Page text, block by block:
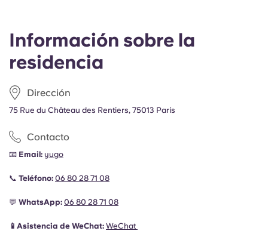
Información sobre la
residencia
Dirección
75 Rue du Château des Rentiers, 75013 París
Contacto
📧 Email: yugo
📞 Teléfono: 06 80 28 71 08
💬 WhatsApp: 06 80 28 71 08
📱Asistencia de WeChat: WeChat